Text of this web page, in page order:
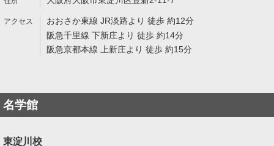
おおさか東線 JR淡路より 徒歩 約12分
阪急千里線 下新庄より 徒歩 約14分
阪急京都本線 上新庄より 徒歩 約15分
名学館
東淀川校